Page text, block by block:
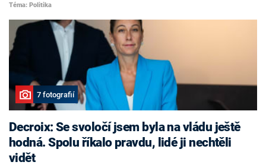
Téma: Politika
7 fotografií
Decroix: Se svoločí jsem byla na vládu ještě
hodná. Spolu říkalo pravdu, lidé ji nechtěli
vidět